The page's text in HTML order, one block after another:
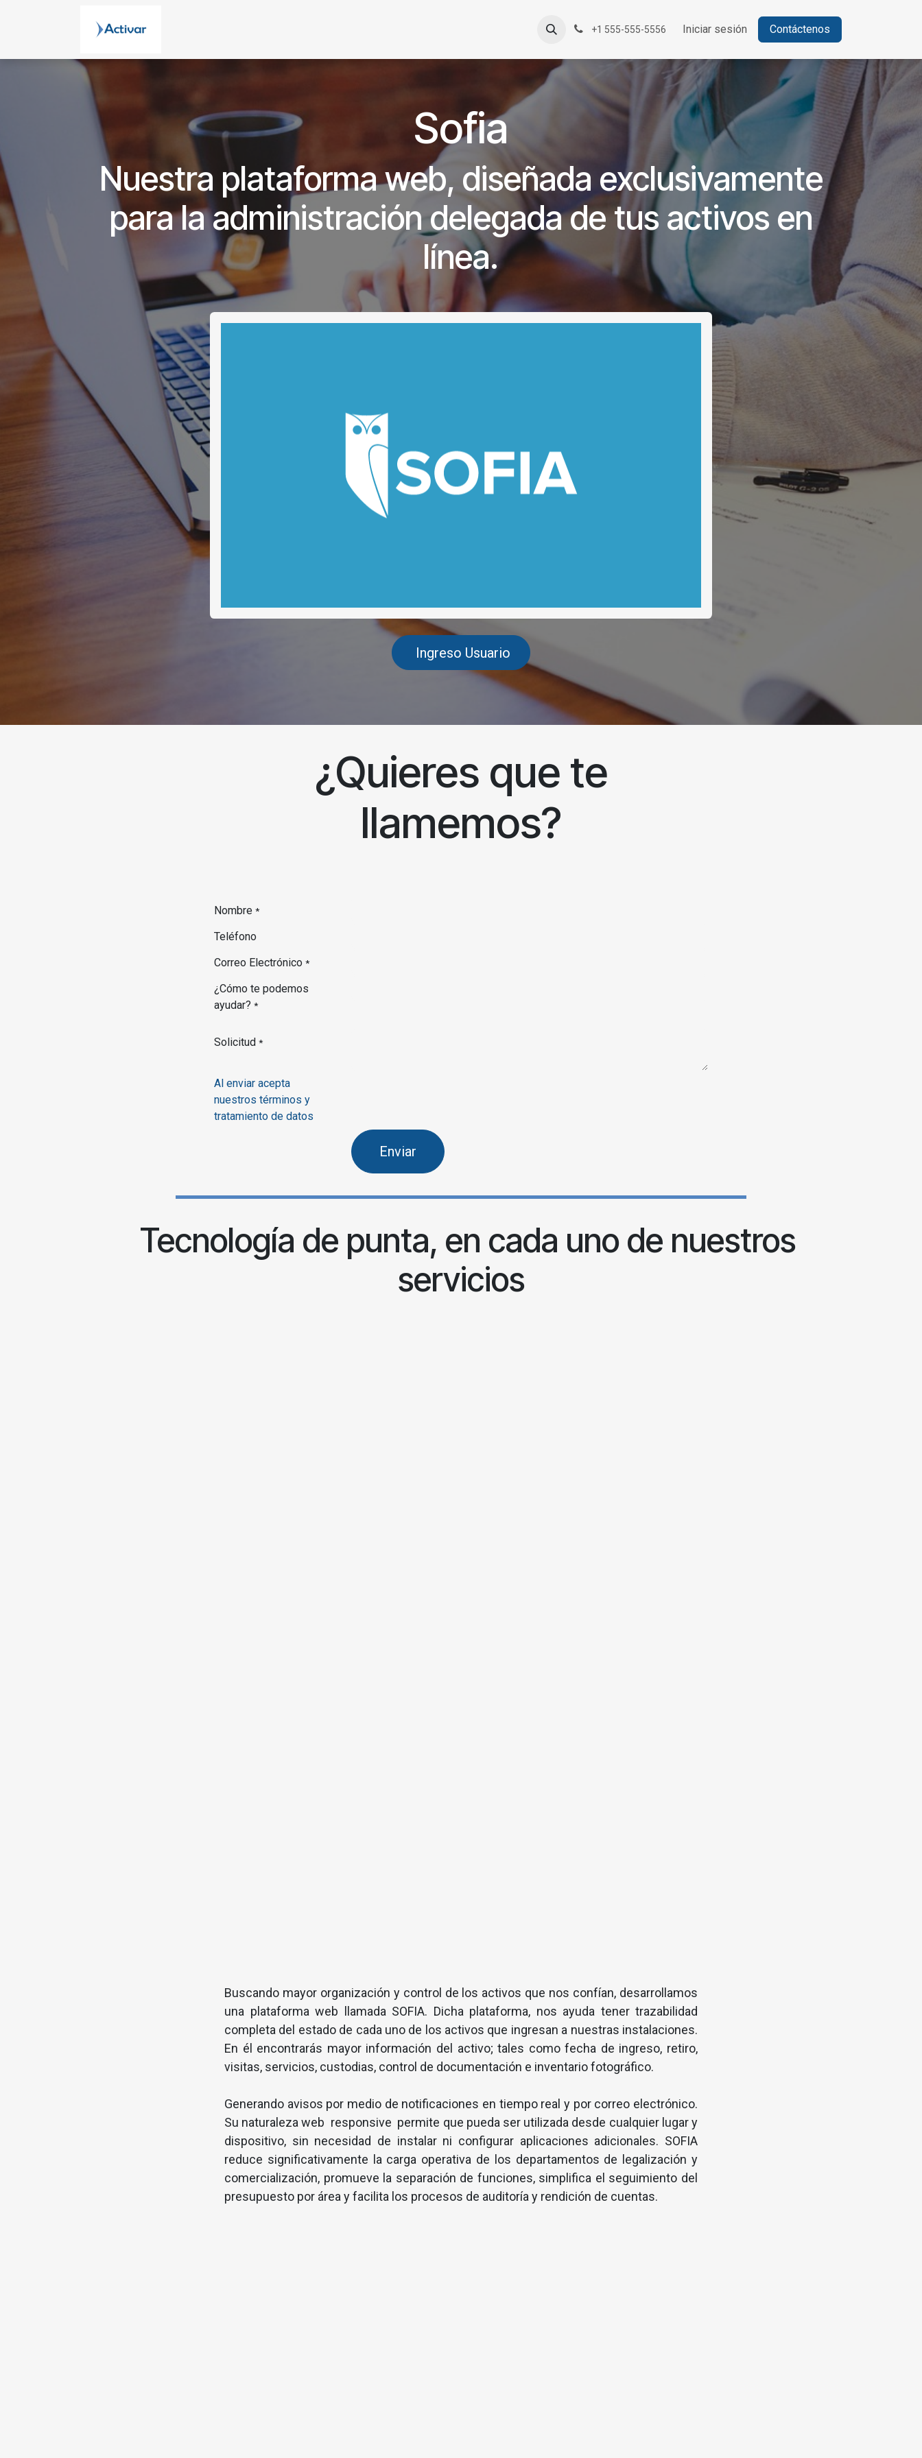
+1 555-555-5556 Iniciar sesión Contáctenos
Sofia
Nuestra plataforma web, diseñada exclusivamente
para la administración delegada de tus activos en
línea.
Ingreso Usuario
¿Quieres que te
llamemos?
Nombre *
Teléfono
Correo Electrónico *
¿Cómo te podemos
ayudar? *
Solicitud *
Al enviar acepta
nuestros términos y
tratamiento de datos
Enviar
Tecnología de punta, en cada uno de nuestros
servicios
Buscando mayor organización y control de los activos que nos confían, desarrollamos
una plataforma web llamada SOFIA. Dicha plataforma, nos ayuda tener trazabilidad
completa del estado de cada uno de los activos que ingresan a nuestras instalaciones.
En él encontrarás mayor información del activo; tales como fecha de ingreso, retiro,
visitas, servicios, custodias, control de documentación e inventario fotográfico.
Generando avisos por medio de notificaciones en tiempo real y por correo electrónico.
Su naturaleza web responsive permite que pueda ser utilizada desde cualquier lugar y
dispositivo, sin necesidad de instalar ni configurar aplicaciones adicionales. SOFIA
reduce significativamente la carga operativa de los departamentos de legalización y
comercialización, promueve la separación de funciones, simplifica el seguimiento del
presupuesto por área y facilita los procesos de auditoría y rendición de cuentas.